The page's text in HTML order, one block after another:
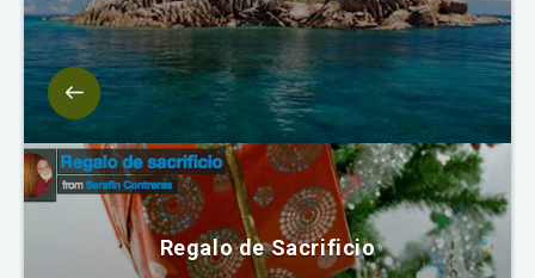
Regalo de Sacrificio